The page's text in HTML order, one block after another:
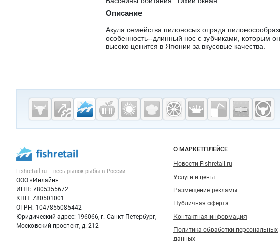
Описание
Акула семейства пилоносых отряда
особенность--длинный нос с зубчиками, которым
высоко ценится в Японии за вкусовые качества.
Дополнительная информация
Cсылки на полезные проекты
Fishretail.ru —
рыба,
Важные разделы и контакты
Fishretail.ru – весь рынок рыбы в России.
ООО «Инлайн»
ИНН: 7805355672
КПП: 780501001
ОГРН: 1047855085442
Юридический адрес: 196066, г. Санкт-Петербург,
Московский проспект, д. 212
Навигация по сайту
О МАРКЕТПЛЕЙСЕ
Новости Fishretail.ru
Услуги и цены
Размещение рекламы
Публичная оферта
Контактная информация
Политика обработки персональных
данных